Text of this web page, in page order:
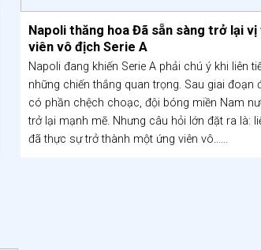
Napoli thăng hoa Đã sẵn sàng trở lại vị
viên vô địch Serie A
Napoli đang khiến Serie A phải chú ý khi liên
những chiến thắng quan trọng. Sau giai đoạn
có phần chệch choạc, đội bóng miền Nam
trở lại mạnh mẽ. Nhưng câu hỏi lớn đặt ra là:
đã thực sự trở thành một ứng viên vô......